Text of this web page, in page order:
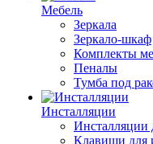
Мебель
Зеркала
Зеркало-шкаф
Комплекты
Пеналы
Тумба под
Инсталляции
Инсталляции
Клавиши для